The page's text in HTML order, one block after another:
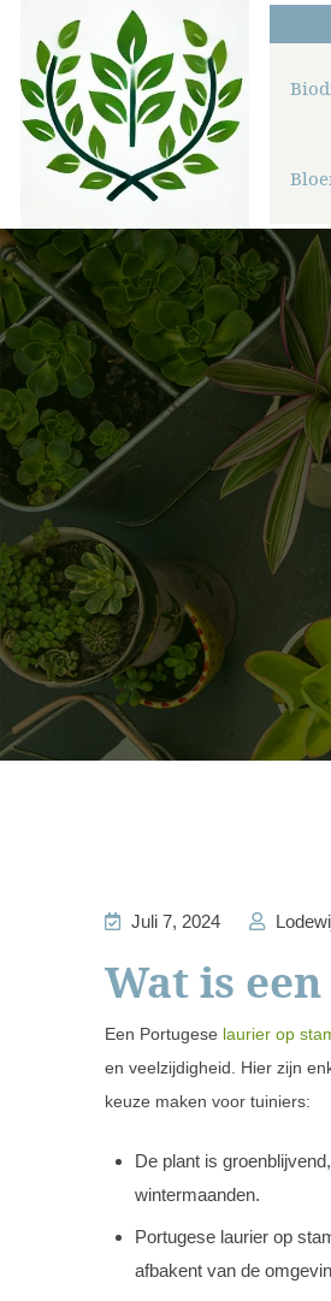
Juli 7, 2024
Wat is
Een Portugese laurier op
en veelzijdigheid. Hier zijn
keuze maken voor tuiniers:
De plant is
wintermaanden.
Portugese laurier op
afbakent van de